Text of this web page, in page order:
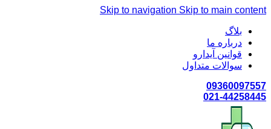
Skip to navigation Skip to main content
بلاگ
درباره ما
قوانین آیدارو
سوالات متداول
09360097557
021-44258445